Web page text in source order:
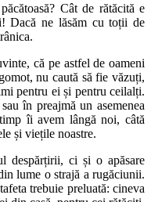
Cât de rătăcită e
Dacă ne lăsăm cu toții de
că pe astfel de oameni
nu caută să fie văzuți,
pentru ei și pentru ceilalți.
în preajmă un asemenea
îi avem lângă noi, câtă
și viețile noastre.
despărțirii, ci și o apăsare
lume o strajă a rugăciunii.
trebuie preluată: cineva